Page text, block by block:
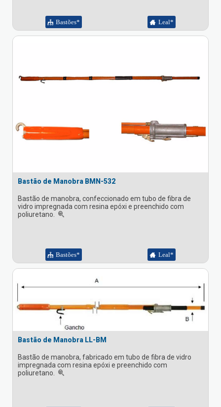
Bastões* Leal*
Bastão de Manobra BMN-532
Bastão de manobra, confeccionado em tubo de fibra de
vidro impregnada com resina epóxi e preenchido com
poliuretano.
Bastões* Leal*
Bastão de Manobra LL-BM
Bastão de manobra, fabricado em tubo de fibra de vidro
impregnada com resina epóxi e preenchido com
poliuretano.